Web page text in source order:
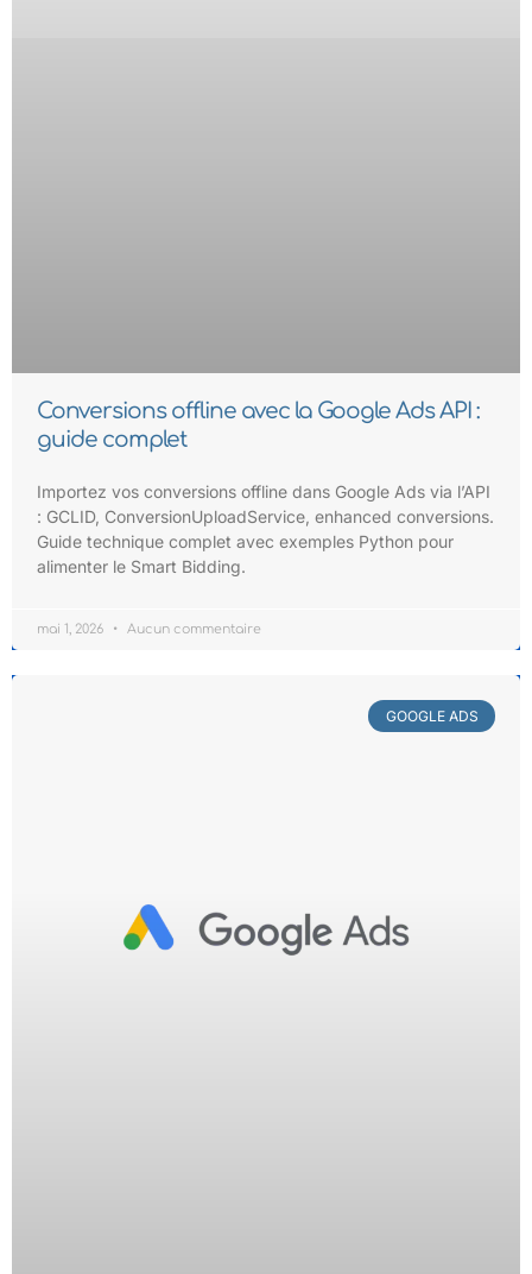
Conversions offline avec la Google Ads API :
guide complet
Importez vos conversions offline dans Google Ads via l’API
: GCLID, ConversionUploadService, enhanced conversions.
Guide technique complet avec exemples Python pour
alimenter le Smart Bidding.
mai 1, 2026 Aucun commentaire
GOOGLE ADS